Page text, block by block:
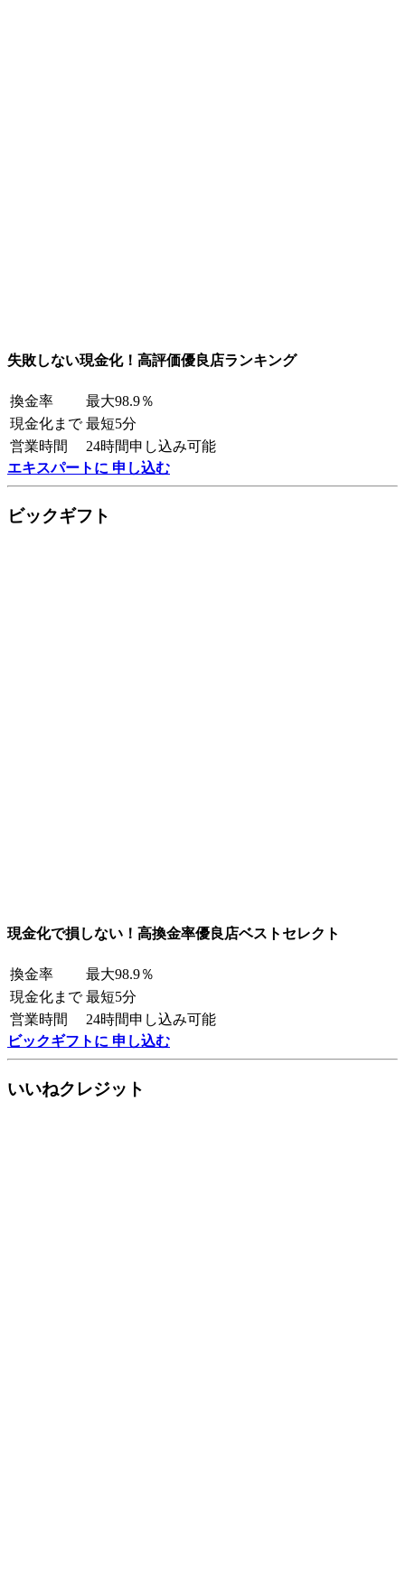
失敗しない現金化！高評価優良店ランキング
換金率
最大98.9％
現金化まで 最短5分
営業時間
24時間申し込み可能
エキスパートに 申し込む
ビックギフト
現金化で損しない！高換金率優良店ベストセレクト
換金率
最大98.9％
現金化まで 最短5分
営業時間
24時間申し込み可能
ビックギフトに 申し込む
いいねクレジット